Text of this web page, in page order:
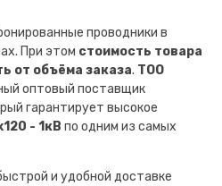
проводники в
При этом стоимость товара
от объёма заказа. ТОО
оптовый поставщик
гарантирует высокое
- 1кВ по одним из самых
и удобной доставке